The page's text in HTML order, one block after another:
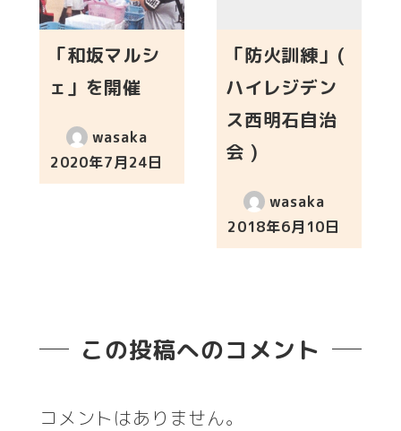
「和坂マルシ
ェ」を開催
wasaka
投稿日
2020年7月24日
「防火訓練」(
ハイレジデン
ス西明石自治
会 )
wasaka
投稿日
2018年6月10日
この投稿へのコメント
コメントはありません。